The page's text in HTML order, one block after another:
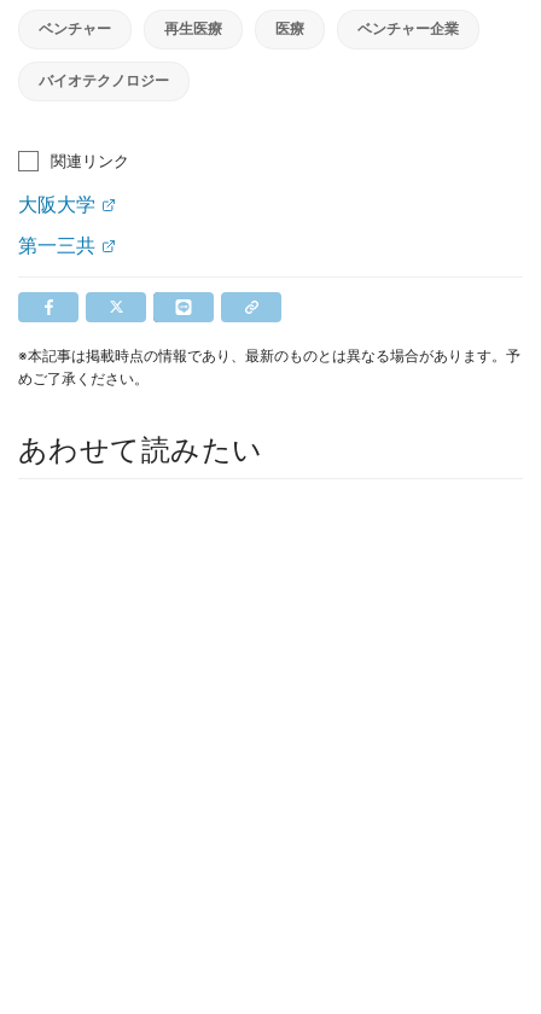
ベンチャー 再生医療 医療 ベンチャー企業
バイオテクノロジー
関連リンク
大阪大学
第一三共
※本記事は掲載時点の情報であり、最新のものとは異なる場合があります。予
めご了承ください。
あわせて読みたい